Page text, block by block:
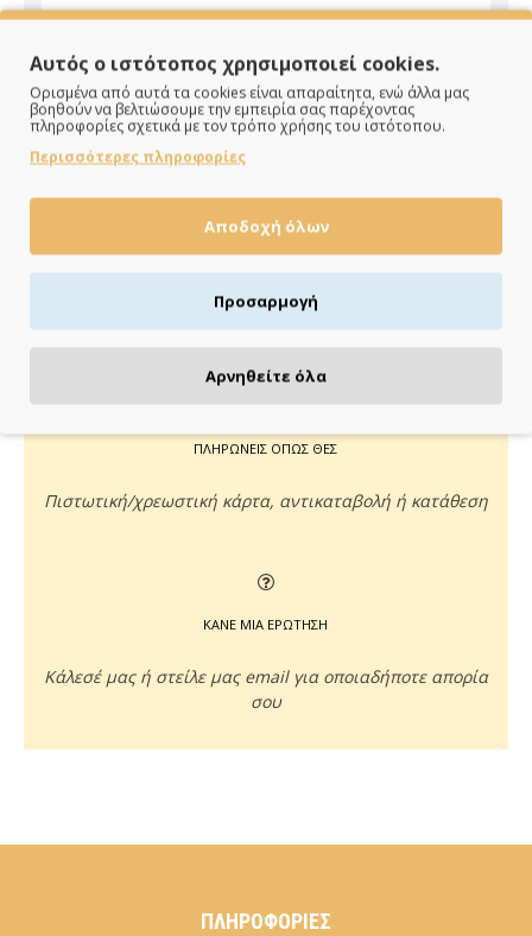
Υλικό Ξύλο
Είδος Επιτραπέζιο
Άμεση αποστολή της παραγγελίας σου σε 1 - 2 εργάσιμες
ημέρες
ΠΛΗΡΩΝΕΙΣ ΟΠΩΣ ΘΕΣ
Πιστωτική/χρεωστική κάρτα, αντικαταβολή ή κατάθεση
ΚΑΝΕ ΜΙΑ ΕΡΩΤΗΣΗ
Κάλεσέ μας ή στείλε μας email για οποιαδήποτε απορία
σου
ΠΛΗΡΟΦΟΡΊΕΣ
Αυτός ο ιστότοπος χρησιμοποιεί cookies.
Ορισμένα από αυτά τα cookies είναι απαραίτητα, ενώ άλλα μας
βοηθούν να βελτιώσουμε την εμπειρία σας παρέχοντας
πληροφορίες σχετικά με τον τρόπο χρήσης του ιστότοπου.
Περισσότερες πληροφορίες
Αποδοχή όλων
Προσαρμογή
Αρνηθείτε όλα